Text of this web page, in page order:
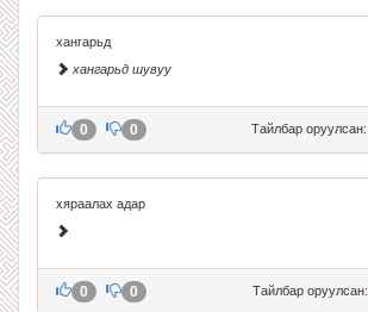
хангарьд
хангарьд шувуу
Тайлбар оруулсан:
0 0
хяраалах адар
Тайлбар оруулсан:
0 0